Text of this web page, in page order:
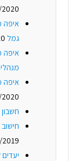
איפה
גמל
איפה
איפה
2019